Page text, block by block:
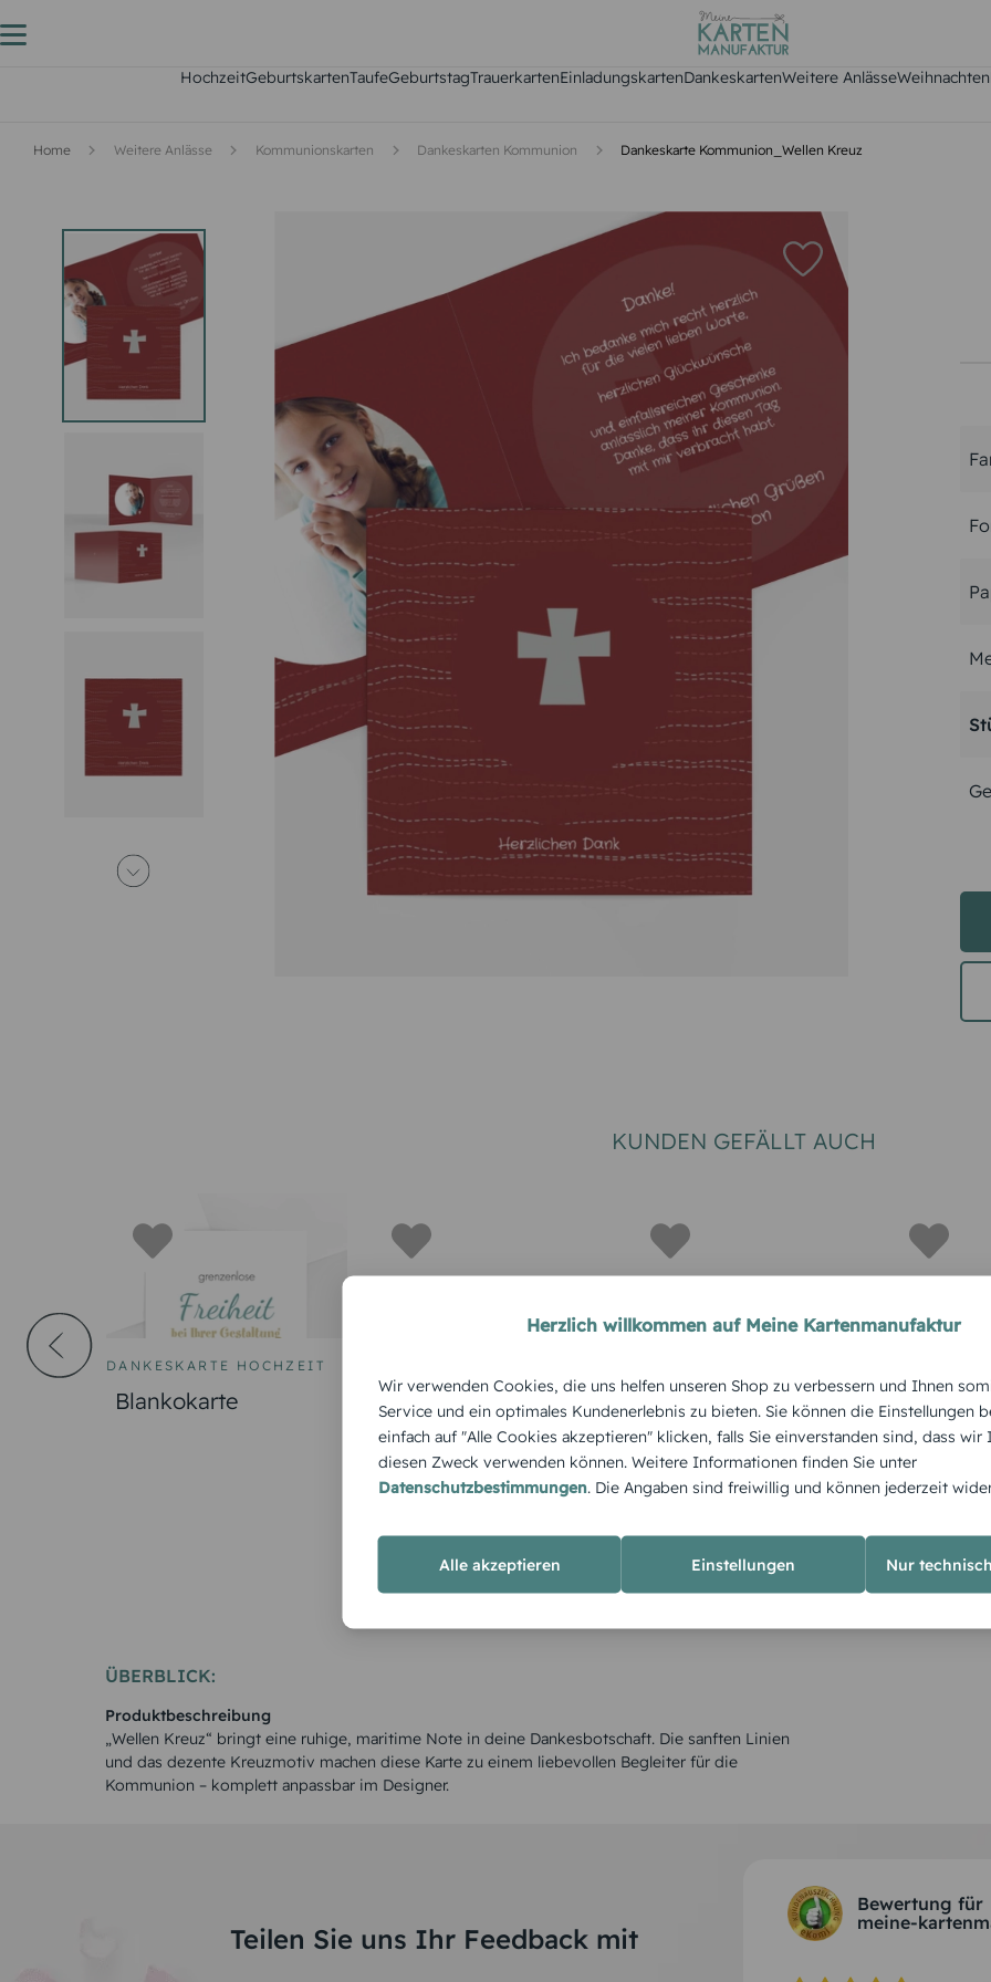
HochzeitGeburtskartenTaufeGeburtstagTrauerkartenEinladungskartenDankeskartenWeitere AnlässeWeihnachten
Home Weitere Anlässe Kommunionskarten Dankeskarten Kommunion Dankeskarte Kommunion_Wellen Kreuz
KUNDEN GEFÄLLT AUCH
DANKESKARTE HOCHZEIT
Blankokarte
Dankeskarte
Kommunion Florales
Kreuz
Dankeskarte
Kommunion Pigeon
ÜBERBLICK:
Produktbeschreibung
„Wellen Kreuz“ bringt eine ruhige, maritime Note in deine Dankesbotschaft. Die sanften Linien
und das dezente Kreuzmotiv machen diese Karte zu einem liebevollen Begleiter für die
Kommunion – komplett anpassbar im Designer.
Teilen Sie uns Ihr Feedback mit
Bewertung für
meine-
Herzlich willkommen auf Meine Kartenmanufaktur
Wir verwenden Cookies, die uns helfen unseren Shop zu verbessern und Ihnen
Service und ein optimales Kundenerlebnis zu bieten. Sie können die Einstellungen
einfach auf "Alle Cookies akzeptieren" klicken, falls Sie einverstanden sind, dass
diesen Zweck verwenden können. Weitere Informationen finden Sie unter
Datenschutzbestimmungen. Die Angaben sind freiwillig und können jederzeit
Alle akzeptieren Einstellungen Nur